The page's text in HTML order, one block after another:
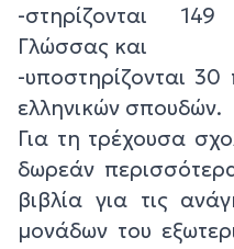
-στηρίζονται
Γλώσσας και
-υποστηρίζονται 30
ελληνικών σπουδών.
Για τη τρέχουσα
δωρεάν
βιβλία για τις
μονάδων του